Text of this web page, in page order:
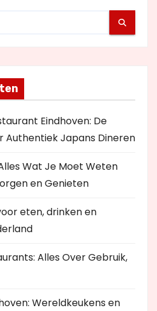
Eindhoven: De
Authentiek Japans Dineren
Wat Je Moet Weten
en Genieten
eten, drinken en
Alles Over Gebruik,
Wereldkeukens en